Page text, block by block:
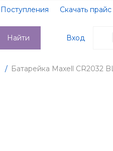
Поступления Скачать прайс
Вход
Найти
/ Батарейка Maxell CR2032